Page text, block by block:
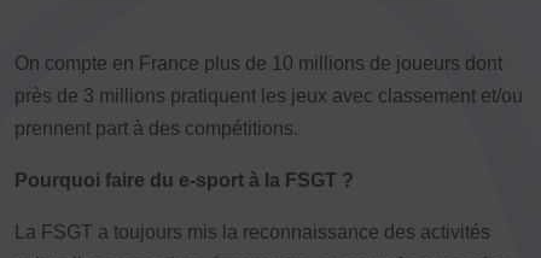
Santé
Seniors
Entreprises
Écologie
Sport avec les exilés
On compte en France plus de 10 millions de joueurs dont
près de 3 millions pratiquent les jeux avec classement et/ou
prennent part à des compétitions.
Pourquoi faire du e-sport à la FSGT ?
La FSGT a toujours mis la reconnaissance des activités